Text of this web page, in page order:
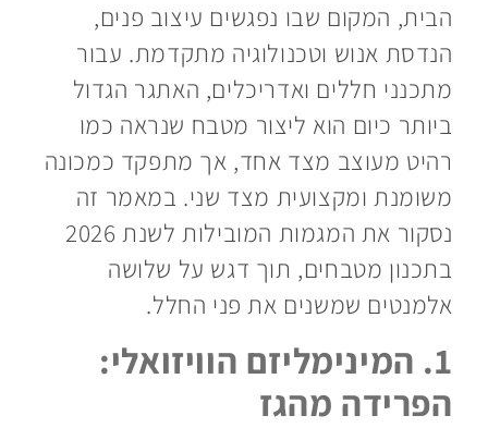
הבית, המקום שבו נפגשים עיצוב פנים,
הנדסת אנוש וטכנולוגיה מתקדמת. עבור
מתכנני חללים ואדריכלים, האתגר הגדול
ביותר כיום הוא ליצור מטבח שנראה כמו
רהיט מעוצב מצד אחד, אך מתפקד כמכונה
משומנת ומקצועית מצד שני. במאמר זה
נסקור את המגמות המובילות לשנת 2026
בתכנון מטבחים, תוך דגש על שלושה
אלמנטים שמשנים את פני החלל.
1. המינימליזם הוויזואלי:
הפרידה מהגז